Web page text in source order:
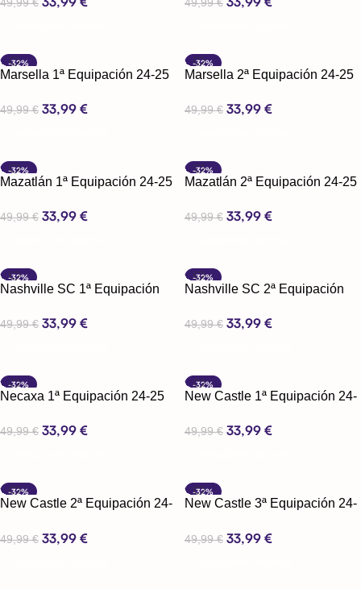
-32%
Marsella 1ª Equipación 24-25
49,99€ 33,99 €
-32%
Marsella 2ª Equipación 24-25
49,99€ 33,99 €
-32%
Mazatlán 1ª Equipación 24-25
49,99€ 33,99 €
-32%
Mazatlán 2ª Equipación 24-25
49,99€ 33,99 €
-32%
Nashville SC 1ª Equipación
49,99€ 33,99 €
-32%
Nashville SC 2ª Equipación
49,99€ 33,99 €
-32%
Necaxa 1ª Equipación 24-25
49,99€ 33,99 €
-32%
New Castle 1ª Equipación 24-
49,99€ 33,99 €
-32%
New Castle 2ª Equipación 24-
49,99€ 33,99 €
-32%
New Castle 3ª Equipación 24-
49,99€ 33,99 €